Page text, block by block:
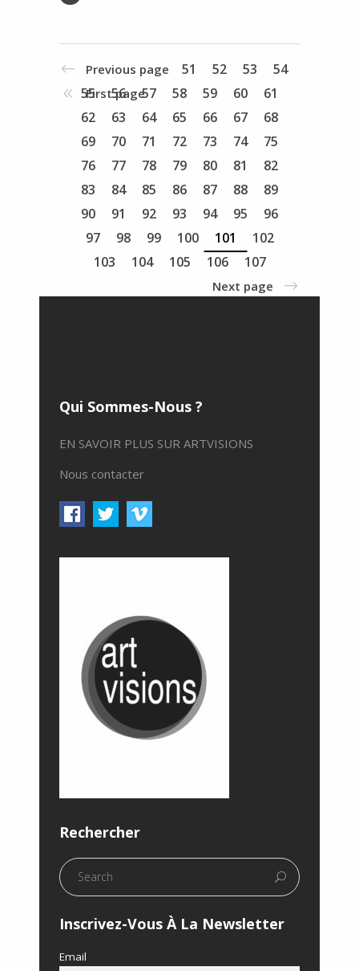
First page
Previous page 51 52 53
54
55
56 57 58 59 60
61
62
63 64 65 66 67
68
69
70 71 72 73 74
75
76
77 78 79 80 81
82
83
84 85 86 87 88
89
90
91 92 93 94 95
96
97
98 99 100 101
102
103
104 105 106 107
Next page
Qui Sommes-Nous ?
EN SAVOIR PLUS SUR ARTVISIONS
Nous contacter
Rechercher
Inscrivez-Vous À La Newsletter
Email